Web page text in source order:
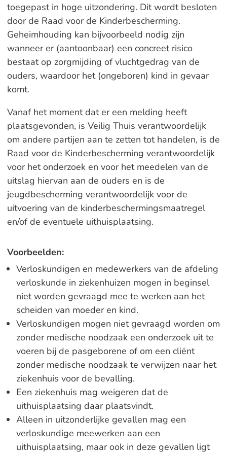
toegepast in hoge uitzondering. Dit wordt besloten
door de Raad voor de Kinderbescherming.
Geheimhouding kan bijvoorbeeld nodig zijn
wanneer er (aantoonbaar) een concreet risico
bestaat op zorgmijding of vluchtgedrag van de
ouders, waardoor het (ongeboren) kind in gevaar
komt.
Vanaf het moment dat er een melding heeft
plaatsgevonden, is Veilig Thuis verantwoordelijk
om andere partijen aan te zetten tot handelen, is de
Raad voor de Kinderbescherming verantwoordelijk
voor het onderzoek en voor het meedelen van de
uitslag hiervan aan de ouders en is de
jeugdbescherming verantwoordelijk voor de
uitvoering van de kinderbeschermingsmaatregel
en/of de eventuele uithuisplaatsing.
Voorbeelden:
Verloskundigen en medewerkers van de afdeling
verloskunde in ziekenhuizen mogen in beginsel
niet worden gevraagd mee te werken aan het
scheiden van moeder en kind.
Verloskundigen mogen niet gevraagd worden om
zonder medische noodzaak een onderzoek uit te
voeren bij de pasgeborene of om een cliënt
zonder medische noodzaak te verwijzen naar het
ziekenhuis voor de bevalling.
Een ziekenhuis mag weigeren dat de
uithuisplaatsing daar plaatsvindt.
Alleen in uitzonderlijke gevallen mag een
verloskundige meewerken aan een
uithuisplaatsing, maar ook in deze gevallen ligt